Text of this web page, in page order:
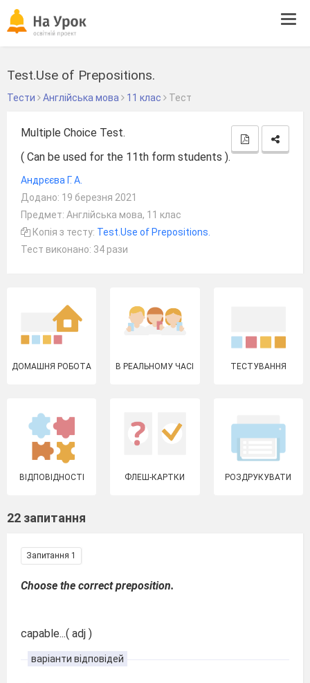
Test.Use of Prepositions.
Тести Англійська мова 11 клас Тест
Multiple Choice Test.
( Can be used for the 11th form students ).
Андрєєва Г. А.
Додано: 19 березня 2021
Предмет: Англійська мова, 11 клас
Копія з тесту: Test.Use of Prepositions.
Тест виконано: 34 рази
ДОМАШНЯ РОБОТА В РЕАЛЬНОМУ ЧАСІ ТЕСТУВАННЯ
ВІДПОВІДНОСТІ ФЛЕШ-КАРТКИ РОЗДРУКУВАТИ
22 запитання
Запитання 1
Choose the correct preposition.
capable...( adj )
варіанти відповідей